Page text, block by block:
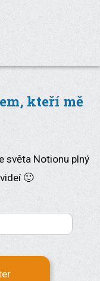
kteří mě
světa Notionu plný
🙂